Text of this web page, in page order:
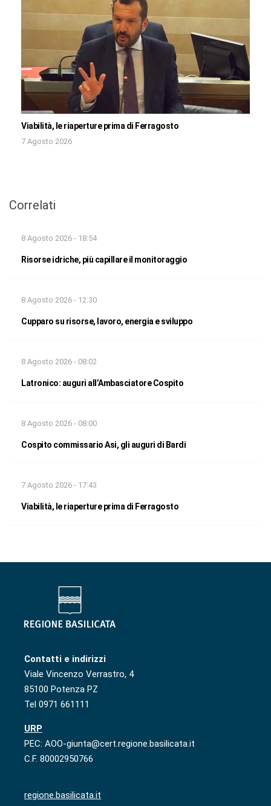
Viabilità, le riaperture prima di Ferragosto
7 Agosto 2026
Correlati
8 Agosto 2026 - 18:54
Risorse idriche, più capillare il monitoraggio
8 Agosto 2026 - 12:30
Cupparo su risorse, lavoro, energia e sviluppo
8 Agosto 2026 - 08:02
Latronico: auguri all’Ambasciatore Cospito
8 Agosto 2026 - 08:00
Cospito commissario Asi, gli auguri di Bardi
7 Agosto 2026 - 17:43
Viabilità, le riaperture prima di Ferragosto
Contatti e indirizzi
Viale Vincenzo Verrastro, 4
85100 Potenza PZ
Tel 0971 661111
URP
PEC: AOO-giunta@cert.regione.basilicata.it
C.F. 80002950766
regione.basilicata.it